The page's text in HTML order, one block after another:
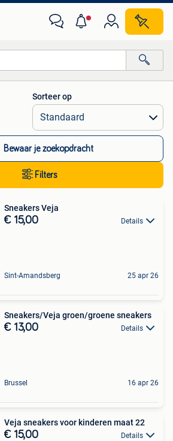
Alle afstanden…
Sorteer op
Bewaar je zoekopdracht
Filters
Sneakers Veja
€ 15,00 Details
Sint-Amandsberg 25 apr 26
Sneakers/Veja groen/groene sneakers
€ 13,00 Details
Brussel 16 apr 26
Veja sneakers voor kinderen maat 22
€ 15,00 Details